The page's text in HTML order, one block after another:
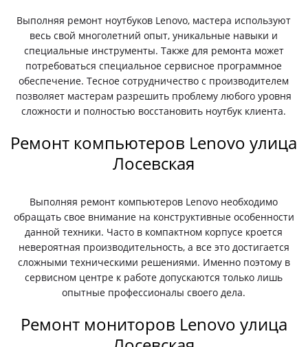
Выполняя ремонт ноутбуков Lenovo, мастера используют
весь свой многолетний опыт, уникальные навыки и
специальные инструменты. Также для ремонта может
потребоваться специальное сервисное программное
обеспечение. Тесное сотрудничество с производителем
позволяет мастерам разрешить проблему любого уровня
сложности и полностью восстановить ноутбук клиента.
Ремонт компьютеров Lenovo улица
Лосевская
Выполняя ремонт компьютеров Lenovo необходимо
обращать свое внимание на конструктивные особенности
данной техники. Часто в компактном корпусе кроется
невероятная производительность, а все это достигается
сложными техническими решениями. Именно поэтому в
сервисном центре к работе допускаются только лишь
опытные профессионалы своего дела.
Ремонт мониторов Lenovo улица